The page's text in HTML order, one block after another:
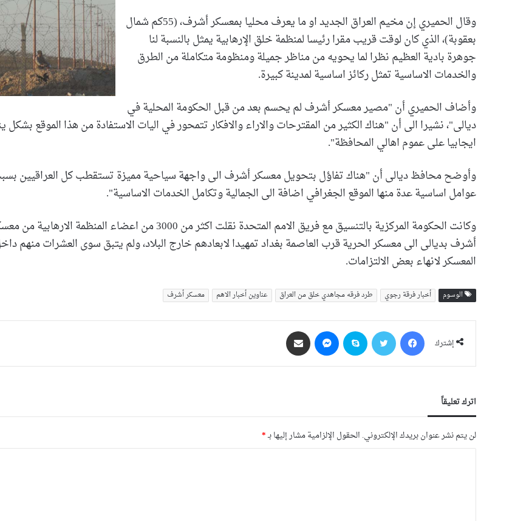
وقال الحميري إن مخيم العراق الجديد او ما يعرف محليا بمعسكر أشرف، (55كم شمال
بعقوبة)، الذي كان لوقت قريب مقرا رئيسا لمنظمة خلق الإرهابية يمثل بالنسبة لنا
جوهرة بادية العظيم نظرا لما يحويه من مناظر جميلة ومنظومة متكاملة من الطرق
والخدمات الاساسية تمثل ركائز اساسية لمدينة كبيرة.
وأضاف الحميري أن "مصير معسكر أشرف لم يحسم بعد من قبل الحكومة المحلية في
ديالى"، نشيرا الى أن "هناك الكثير من المقترحات والاراء والافكار تتمحور في اليات الاستفادة من هذا الموقع
ايجابيا على عموم اهالي المحافظة".
وأوضح محافظ ديالى أن "هناك تفاؤل بتحويل معسكر أشرف الى واجهة سياحية مميزة تستقطب كل العراقيين
عوامل اساسية عدة منها الموقع الجغرافي اضافة الى الجمالية وتكامل الخدمات الاساسية".
وكانت الحكومة المركزية بالتنسيق مع فريق الامم المتحدة نقلت اكثر من 3000 من اعضاء المنظمة الارهابية
أشرف بديالى الى معسكر الحرية قرب العاصمة بغداد تمهيدا لابعادهم خارج البلاد، ولم يتبق سوى العشرات منهم
المعسكر لانهاء بعض الالتزامات.
الوسوم أخبار فرقة رجوي طرد فرقه مجاهدي خلق من العراق عناوین أخبار الاهم معسکر أشرف
إشترك
فيسبوك سكايب ماسنجر
اترك تعليقاً
لن يتم نشر عنوان بريدك الإلكتروني. الحقول الإلزامية مشار إليها بـ*